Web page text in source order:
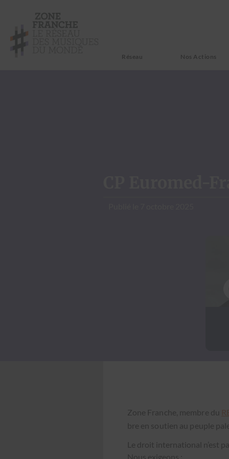
Réseau Nos Actions
Zone Franche, mem­bre du
bre en sou­tien au peu­ple
Le droit inter­na­tion­al n’est
Nous exi­geons :